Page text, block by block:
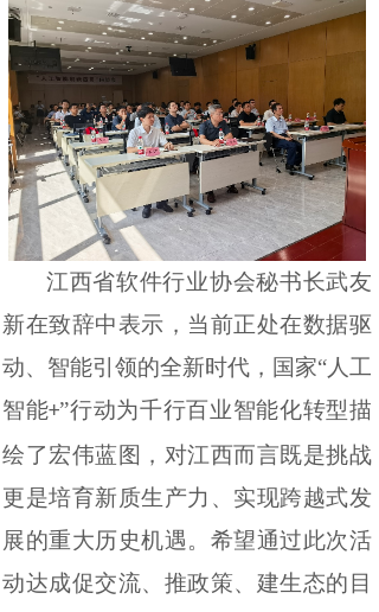
江西省软件行业协会秘书长武友
新在致辞中表示，当前正处在数据驱
动、智能引领的全新时代，国家“人工
智能+”行动为千行百业智能化转型描
绘了宏伟蓝图，对江西而言既是挑战
更是培育新质生产力、实现跨越式发
展的重大历史机遇。希望通过此次活
动达成促交流、推政策、建生态的目